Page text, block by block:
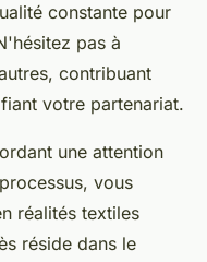
constante pour
pas à
contribuant
votre partenariat.
une attention
vous
réalités textiles
réside dans le